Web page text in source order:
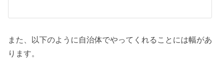
また、以下のように自治体でやってくれることには幅があ
ります。